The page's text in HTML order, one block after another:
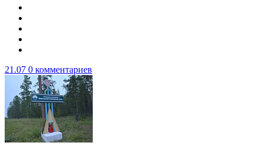
21.07 0 комментариев